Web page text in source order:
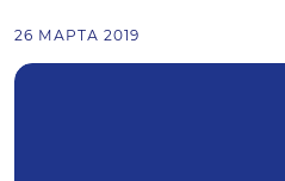
26 МАРТА 2019